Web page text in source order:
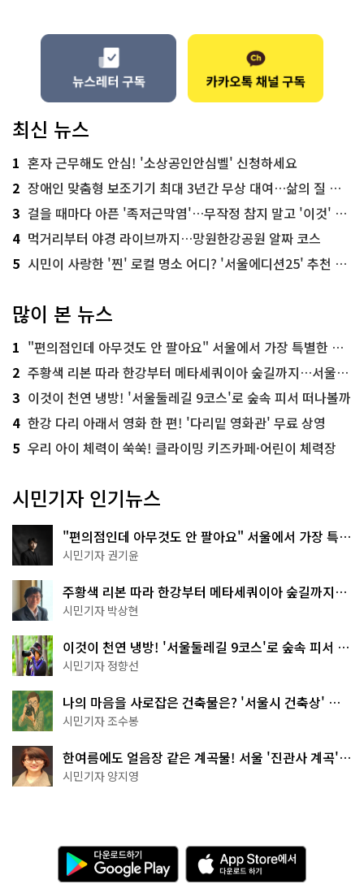
최신 뉴스
1 혼자 근무해도 안심! '소상공인안심벨' 신청하세요
2 장애인 맞춤형 보조기기 최대 3년간 무상 대여…삶의 질 높인다
3 걸을 때마다 아픈 '족저근막염'…무작정 참지 말고 '이것' 해보세요!
4 먹거리부터 야경 라이브까지…망원한강공원 알짜 코스
5 시민이 사랑한 '찐' 로컬 명소 어디? '서울에디션25' 추천 코스
많이 본 뉴스
1 "편의점인데 아무것도 안 팔아요" 서울에서 가장 특별한 편의점의 정체
2 주황색 리본 따라 한강부터 메타세쿼이아 숲길까지…서울둘레길 15코스
3 이것이 천연 냉방! '서울둘레길 9코스'로 숲속 피서 떠나볼까
4 한강 다리 아래서 영화 한 편! '다리밑 영화관' 무료 상영
5 우리 아이 체력이 쑥쑥! 클라이밍 키즈카페·어린이 체력장
시민기자 인기뉴스
"편의점인데 아무것도 안 팔아요" 서울에서 가장 특별
한 편의점의 정체
시민기자 권기윤
주황색 리본 따라 한강부터 메타세쿼이아 숲길까지…
서울둘레길 15코스
시민기자 박상현
이것이 천연 냉방! '서울둘레길 9코스'로 숲속 피서 떠
나볼까
시민기자 정향선
나의 마음을 사로잡은 건축물은? '서울시 건축상' 수
상작 공개!
시민기자 조수봉
한여름에도 얼음장 같은 계곡물! 서울 '진관사 계곡'이
천국이네~
시민기자 양지영
다
운
로
A
p
p